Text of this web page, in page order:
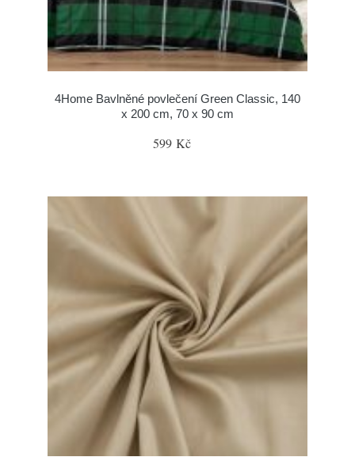
4Home Bavlněné povlečení Green Classic, 140
x 200 cm, 70 x 90 cm
599 Kč